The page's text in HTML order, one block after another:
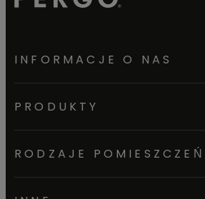
INFORMACJE O NAS
PRODUKTY
RODZAJE POMIESZCZEŃ